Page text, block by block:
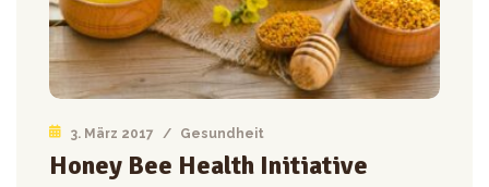
3. März 2017 / Gesundheit
Honey Bee Health Initiative